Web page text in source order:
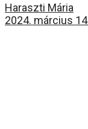
Haraszti Mária
2024. március